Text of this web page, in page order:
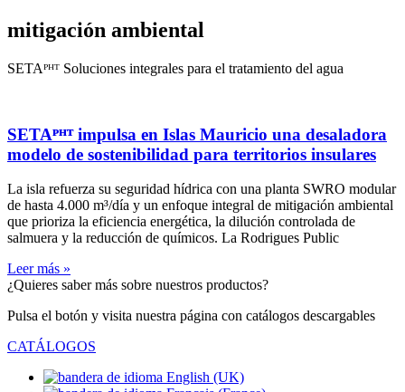
mitigación ambiental
SETAᴾᴴᵀ Soluciones integrales para el tratamiento del agua
SETAᴾᴴᵀ impulsa en Islas Mauricio una desaladora
modelo de sostenibilidad para territorios insulares
La isla refuerza su seguridad hídrica con una planta SWRO modular
de hasta 4.000 m³/día y un enfoque integral de mitigación ambiental
que prioriza la eficiencia energética, la dilución controlada de
salmuera y la reducción de químicos. La Rodrigues Public
Leer más »
¿Quieres saber más sobre nuestros productos?
Pulsa el botón y visita nuestra página con catálogos descargables
CATÁLOGOS